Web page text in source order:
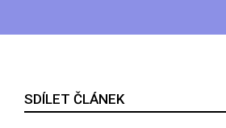
SDÍLET ČLÁNEK